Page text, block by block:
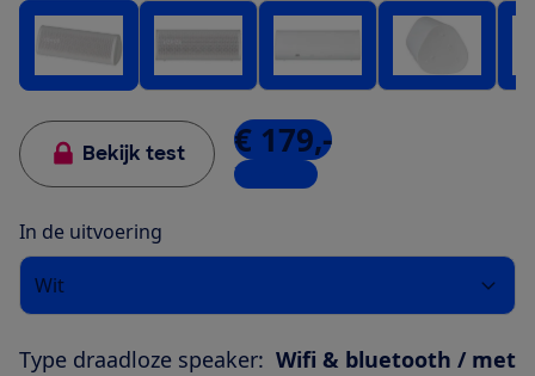
Bekijk test € 179,-
7 winkels
In de uitvoering
Wit
Type draadloze speaker: Wifi & bluetooth / met